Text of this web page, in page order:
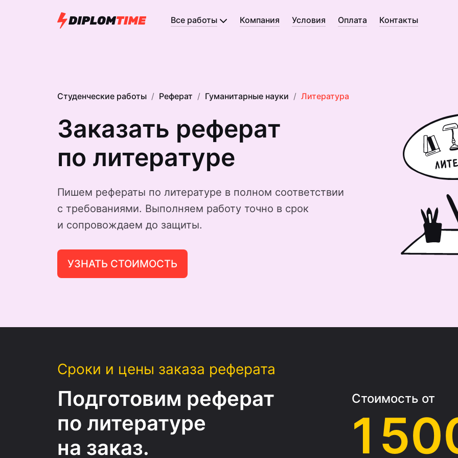
Все работы Компания Условия Оплата Контакты
Студенческие работы Реферат Гуманитарные науки Литература
Заказать реферат
по литературе
Пишем рефераты по литературе в полном соответствии
с требованиями. Выполняем работу точно в срок
и сопровождаем до защиты.
УЗНАТЬ СТОИМОСТЬ
Сроки и цены заказа реферата
Подготовим реферат
по литературе
на заказ.
Стоимость от
1